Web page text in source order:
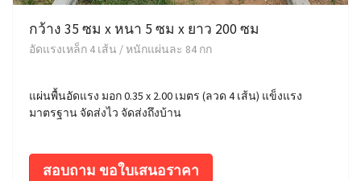
กว้าง 35 ซม x หนา 5 ซม x ยาว 200 ซม
อัดแรงเหล็ก 4 เส้น / หนักแผ่นละ 84 กก
แผ่นพื้นอัดแรง มอก 0.35 x 2.00 เมตร (ลวด 4 เส้น) แข็งแรง
มาตรฐาน จัดส่งไว จัดส่งถึงบ้าน
สอบถาม ขอใบเสนอราคา